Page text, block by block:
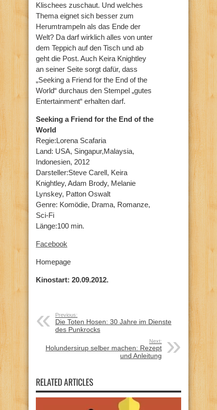
Klischees zuschaut. Und welches
Thema eignet sich besser zum
Herumtrampeln als das Ende der
Welt? Da darf wirklich alles von unter
dem Teppich auf den Tisch und ab
geht die Post. Auch Keira Knightley
an seiner Seite sorgt dafür, dass
„Seeking a Friend for the End of the
World“ durchaus den Stempel „gutes
Entertainment“ erhalten darf.
Seeking a Friend for the End of the
World
Regie:Lorena Scafaria
Land: USA, Singapur,Malaysia,
Indonesien, 2012
Darsteller:Steve Carell, Keira
Knightley, Adam Brody, Melanie
Lynskey, Patton Oswalt
Genre: Komödie, Drama, Romanze,
Sci-Fi
Länge:100 min.
Facebook
Homepage
Kinostart: 20.09.2012.
Previous:
Die Toten Hosen: 30 Jahre im Dienste
des Punkrocks
Next:
Holundersirup selber machen: Rezept
und Anleitung
RELATED ARTICLES